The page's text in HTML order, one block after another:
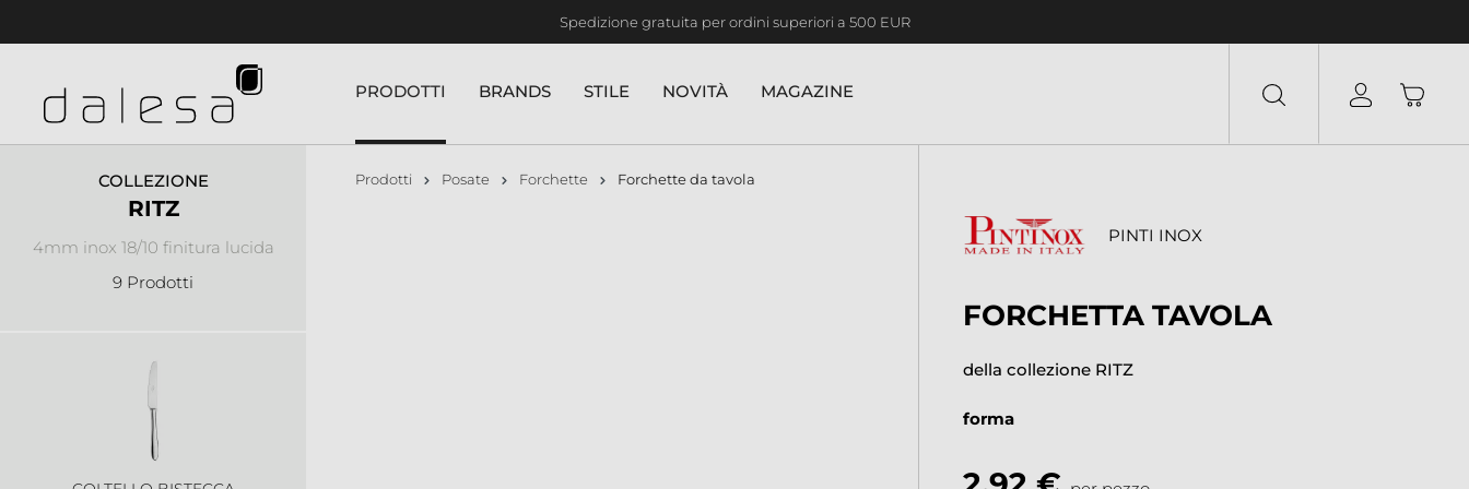
Spedizione gratuita per ordini superiori a 500 EUR
PRODOTTI BRANDS STILE NOVITÀ MAGAZINE
COLLEZIONE
RITZ
4mm inox 18/10 finitura lucida
9 Prodotti
Prodotti Posate Forchette Forchette da tavola
PINTI INOX
FORCHETTA TAVOLA
della collezione RITZ
forma